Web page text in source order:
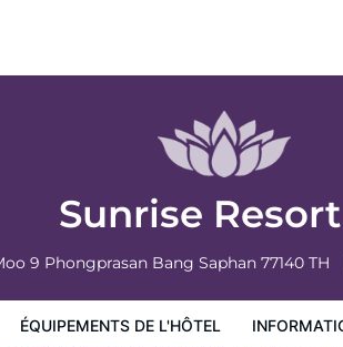
Sunrise Resort
9 Phongprasan Bang Saphan 77140 TH
ÉQUIPEMENTS DE L'HÔTEL